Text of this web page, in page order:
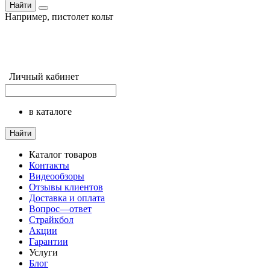
Найти
Например, пистолет кольт
Личный кабинет
в каталоге
Найти
Каталог товаров
Контакты
Видеообзоры
Отзывы клиентов
Доставка и оплата
Вопрос—ответ
Страйкбол
Акции
Гарантии
Услуги
Блог